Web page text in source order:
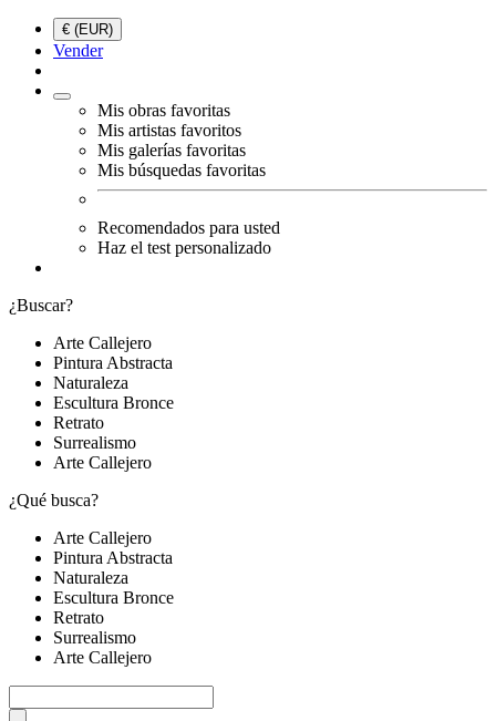
€ (EUR)
Vender
Mis obras favoritas
Mis artistas favoritos
Mis galerías favoritas
Mis búsquedas favoritas
Recomendados para usted
Haz el test personalizado
¿Buscar?
Arte Callejero
Pintura Abstracta
Naturaleza
Escultura Bronce
Retrato
Surrealismo
Arte Callejero
¿Qué busca?
Arte Callejero
Pintura Abstracta
Naturaleza
Escultura Bronce
Retrato
Surrealismo
Arte Callejero